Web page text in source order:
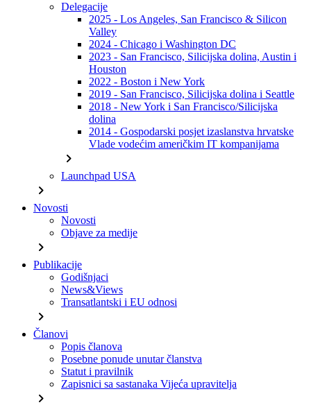
Delegacije
2025 - Los Angeles, San Francisco & Silicon
Valley
2024 - Chicago i Washington DC
2023 - San Francisco, Silicijska dolina, Austin i
Houston
2022 - Boston i New York
2019 - San Francisco, Silicijska dolina i Seattle
2018 - New York i San Francisco/Silicijska
dolina
2014 - Gospodarski posjet izaslanstva hrvatske
Vlade vodećim američkim IT kompanijama
chevron_right
Launchpad USA
chevron_right
Novosti
Novosti
Objave za medije
chevron_right
Publikacije
Godišnjaci
News&Views
Transatlantski i EU odnosi
chevron_right
Članovi
Popis članova
Posebne ponude unutar članstva
Statut i pravilnik
Zapisnici sa sastanaka Vijeća upravitelja
chevron_right